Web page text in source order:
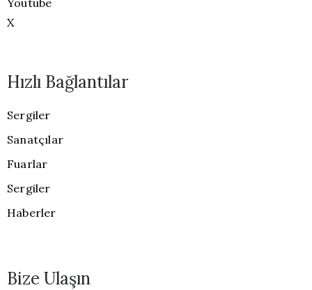
Youtube
X
Hızlı Bağlantılar
Sergiler
Sanatçılar
Fuarlar
Sergiler
Haberler
Bize Ulaşın